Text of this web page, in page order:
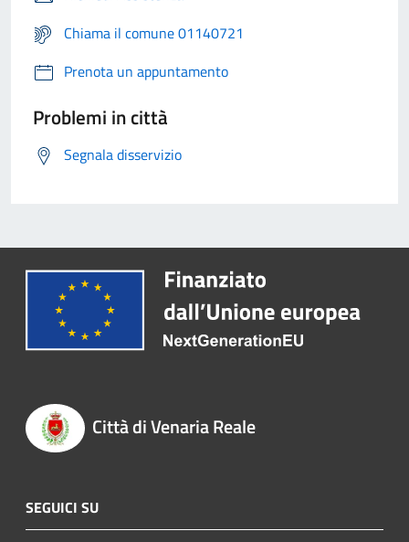
Chiama il comune 01140721
Prenota un appuntamento
Problemi in città
Segnala disservizio
Città di Venaria Reale
SEGUICI SU